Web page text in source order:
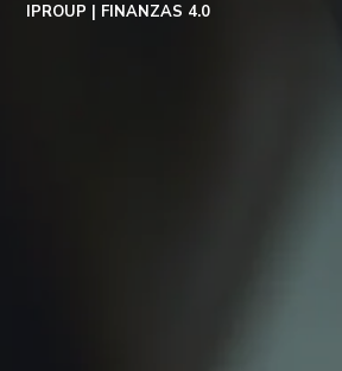
IPROUP FINANZAS 4.0